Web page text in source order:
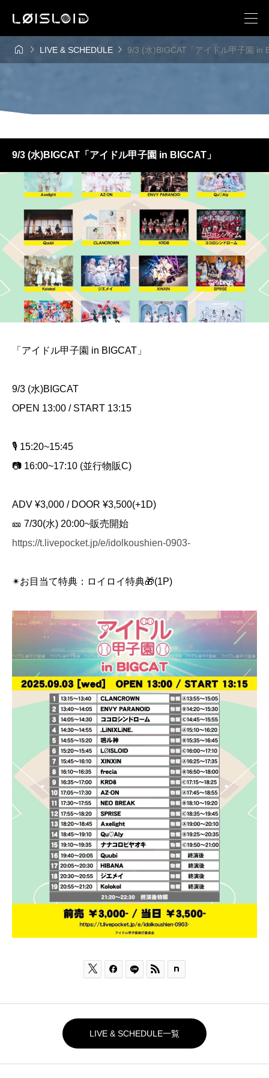
  LIVE & SCHEDULE  9/3 (水)BIGCAT「アイドル甲子園 in
9/3 (水)BIGCAT「アイドル甲子園 in BIGCAT」
「アイドル甲子園 in BIGCAT」
9/3 (水)BIGCAT
OPEN 13:00 / START 13:15
🎙️ 15:20~15:45
📷 16:00~17:10 (並行物販C)
ADV ¥3,000 / DOOR ¥3,500(+1D)
🎫 7/30(水) 20:00~販売開始
https://t.livepocket.jp/e/idolkoushien-0903-
✴︎お目当て特典：ロイロイ特典🎁(1P)
  
LIVE & SCHEDULE一覧